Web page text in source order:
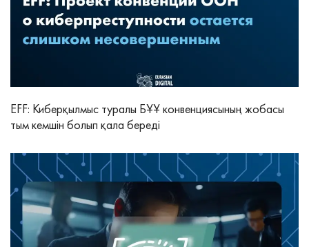
EFF: Киберқылмыс туралы БҰҰ конвенциясының жобасы
тым кемшін болып қала береді